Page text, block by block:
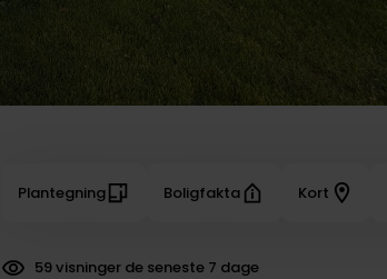
Plantegning Boligfakta Kort
59 visninger de seneste 7 dage
66 dokumenter downloadet